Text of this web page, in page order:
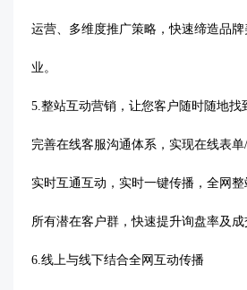
运营、多维度推广策略，快速缔造品
业。
5. 整站互动营销，让您客户随时随地找
完善在线客服沟通体系，实现在线表单
实时互通互动，实时一键传播，全网
所有潜在客户群，快速提升询盘率及成
6. 线上与线下结合全网互动传播